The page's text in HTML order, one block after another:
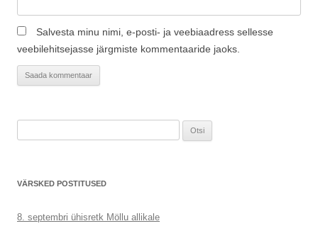
Salvesta minu nimi, e-posti- ja veebiaadress sellesse
veebilehitsejasse järgmiste kommentaaride jaoks.
VÄRSKED POSTITUSED
8. septembri ühisretk Möllu allikale